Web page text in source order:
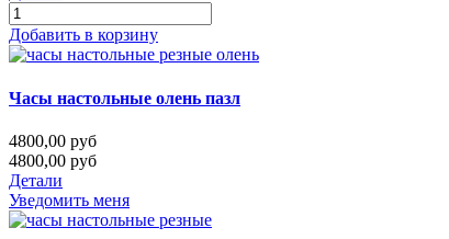
Добавить в корзину
Часы настольные олень пазл
4800,00 руб
4800,00 руб
Детали
Уведомить меня